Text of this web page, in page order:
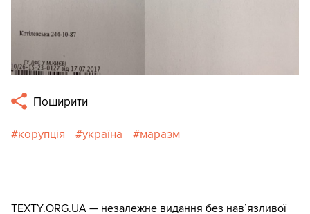
Поширити
корупція україна маразм
TEXTY.ORG.UA — незалежне видання без навʼязливої